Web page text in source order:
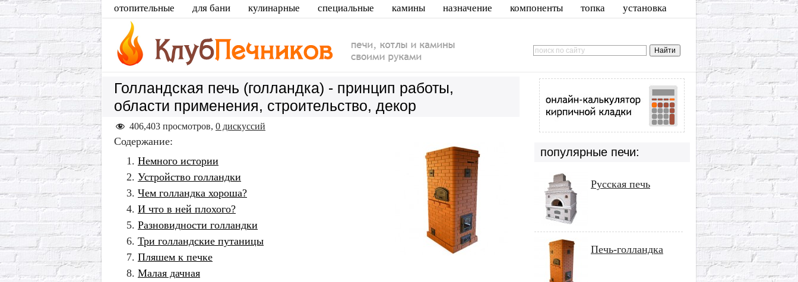
отопительные для бани кулинарные специальные камины назначение компоненты топка установка
популярные печи:
Русская печь
Печь-голландка
Голландская печь (голландка) - принцип работы,
области применения, строительство, декор
406,403 просмотров, 0 дискуссий
Содержание:
Немного истории
Устройство голландки
Чем голландка хороша?
И что в ней плохого?
Разновидности голландки
Три голландские путаницы
Пляшем к печке
Малая дачная